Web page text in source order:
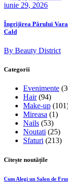
iunie 29, 2026
Îngrijirea Părului
Cald
By Beauty District
Categorii
Evenimente
Hair(94)
Make-up
Mireasa (1)
Nails (53)
Noutati (25)
Sfaturi (213)
Citește noutățile
Cum Alegi un Salon de